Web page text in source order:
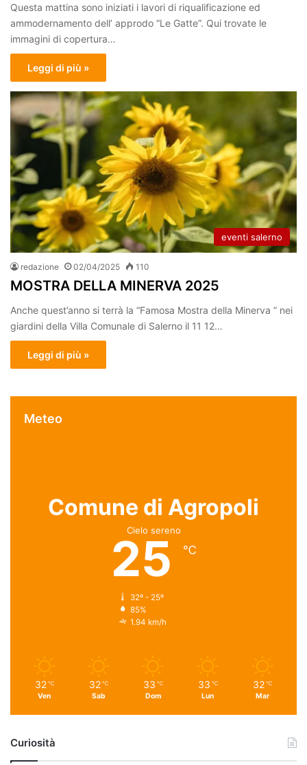
Questa mattina sono iniziati i lavori di riqualificazione ed
ammodernamento dell’ approdo “Le Gatte”. Qui trovate le
immagini di copertura…
Leggi di più »
eventi salerno
redazione 02/04/2025 110
MOSTRA DELLA MINERVA 2025
Anche quest’anno si terrà la “Famosa Mostra della Minerva ” nei
giardini della Villa Comunale di Salerno il 11 12…
Leggi di più »
Meteo
Comune di Agropoli
Cielo sereno
25 ℃
32º - 25º
85%
1.94 km/h
32 ℃
Ven
32 ℃
Sab
33 ℃
Dom
33 ℃
Lun
32 ℃
Mar
Curiosità